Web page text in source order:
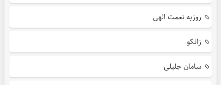
روزبه نعمت الهی
زانکو
سامان جلیلی